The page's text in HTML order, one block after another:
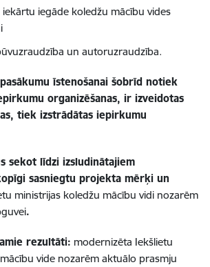
iegāde koledžu mācību vides
ūvuzraudzība un autoruzraudzība.
īstenošanai šobrīd notiek
organizēšanas, ir izveidotas
tiek izstrādātas iepirkumu
sekot līdzi izsludinātajiem
sasniegtu projekta mērķi un
ministrijas koledžu mācību vidi nozarēm
.
rezultāti: modernizēta Iekšlietu
vide nozarēm aktuālo prasmju